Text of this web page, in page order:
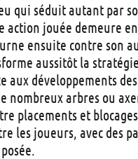
qui séduit autant par
action jouée demeure
ensuite contre son
aussitôt la
aux développements
nombreux arbres ou
placements et
les joueurs, avec des